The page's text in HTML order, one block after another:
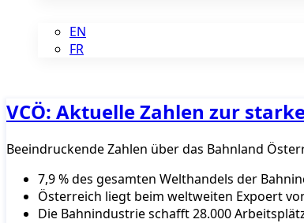
EN
FR
VCÖ: Aktuelle Zahlen zur
Beeindruckende Zahlen über das Bahnland
7,9 % des gesamten Welthandels der
Österreich liegt beim weltweiten Expoert
Die Bahnindustrie schafft 28.000